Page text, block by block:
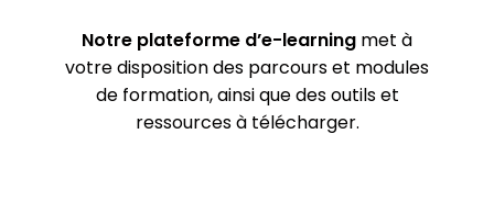
Notre plateforme d’e-learning met à
votre disposition des parcours et modules
de formation, ainsi que des outils et
ressources à télécharger.